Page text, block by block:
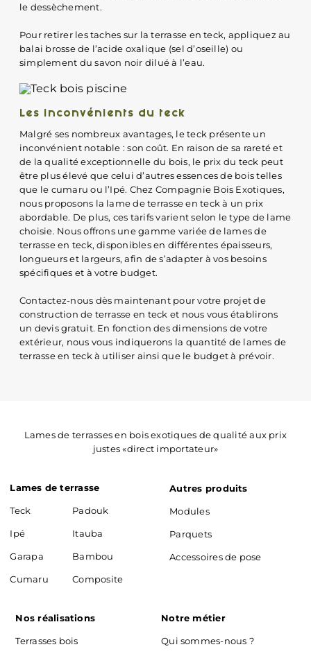
le dessèchement.
Pour retirer les taches sur la terrasse en teck, appliquez au
balai brosse de l’acide oxalique (sel d’oseille) ou
simplement du savon noir dilué à l’eau.
Les inconvénients du teck
Malgré ses nombreux avantages, le teck présente un
inconvénient notable : son coût. En raison de sa rareté et
de la qualité exceptionnelle du bois, le prix du teck peut
être plus élevé que celui d’autres essences de bois telles
que le cumaru ou l’Ipé. Chez Compagnie Bois Exotiques,
nous proposons la lame de terrasse en teck à un prix
abordable. De plus, ces tarifs varient selon le type de lame
choisie. Nous offrons une gamme variée de lames de
terrasse en teck, disponibles en différentes épaisseurs,
longueurs et largeurs, afin de s’adapter à vos besoins
spécifiques et à votre budget.
Contactez-nous dès maintenant pour votre projet de
construction de terrasse en teck et nous vous établirons
un devis gratuit. En fonction des dimensions de votre
extérieur, nous vous indiquerons la quantité de lames de
terrasse en teck à utiliser ainsi que le budget à prévoir.
Lames de terrasses en bois exotiques de qualité aux prix
justes «direct importateur»
Lames de terrasse
Teck
Ipé
Garapa
Cumaru
Padouk
Itauba
Bambou
Composite
Autres produits
Modules
Parquets
Accessoires de pose
Nos réalisations
Terrasses bois
Notre métier
Qui sommes-nous ?